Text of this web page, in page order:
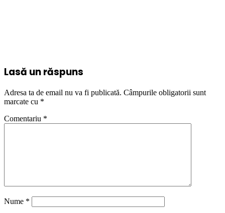
Lasă un răspuns
Adresa ta de email nu va fi publicată. Câmpurile obligatorii sunt
marcate cu *
Comentariu *
Nume *